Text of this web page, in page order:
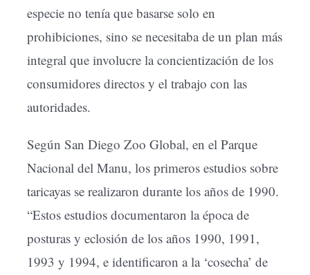
especie no tenía que basarse solo en
prohibiciones, sino se necesitaba de un plan más
integral que involucre la concientización de los
consumidores directos y el trabajo con las
autoridades.
Según San Diego Zoo Global, en el Parque
Nacional del Manu, los primeros estudios sobre
taricayas se realizaron durante los años de 1990.
“Estos estudios documentaron la época de
posturas y eclosión de los años 1990, 1991,
1993 y 1994, e identificaron a la ‘cosecha’ de